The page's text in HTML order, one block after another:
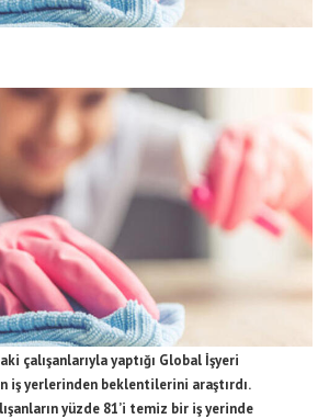
çalışanlarıyla yaptığı Global İşyeri
iş yerlerinden beklentilerini araştırdı.
yüzde 81’i temiz bir iş yerinde